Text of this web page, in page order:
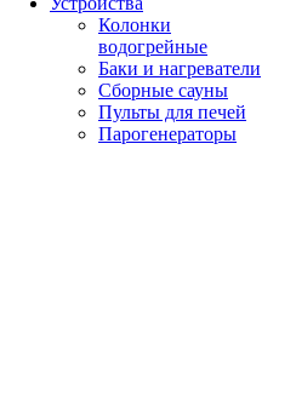
Колонки
водогрейные
Баки и нагреватели
Сборные сауны
Пульты для печей
Парогенераторы